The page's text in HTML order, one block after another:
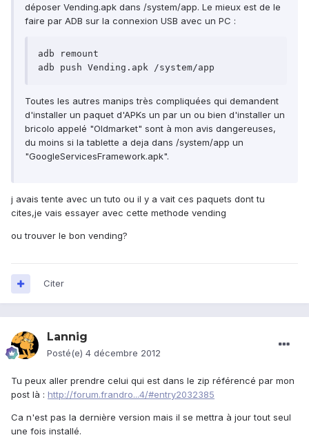
déposer Vending.apk dans /system/app. Le mieux est de le
faire par ADB sur la connexion USB avec un PC :
adb remount
Toutes les autres manips très compliquées qui demandent
d'installer un paquet d'APKs un par un ou bien d'installer un
bricolo appelé "Oldmarket" sont à mon avis dangereuses,
du moins si la tablette a deja dans /system/app un
"GoogleServicesFramework.apk".
j avais tente avec un tuto ou il y a vait ces paquets dont tu
cites,je vais essayer avec cette methode vending
ou trouver le bon vending?
Citer
Lannig
Posté(e) 4 décembre 2012
Tu peux aller prendre celui qui est dans le zip référencé par mon
post là : http://forum.frandro...4/#entry2032385
Ca n'est pas la dernière version mais il se mettra à jour tout seul
une fois installé.